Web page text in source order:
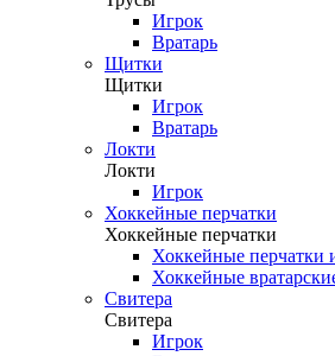
Игрок
Вратарь
Щитки
Щитки
Игрок
Вратарь
Локти
Локти
Игрок
Хоккейные перчатки
Хоккейные перчатки
Хоккейные перчатки
Хоккейные
Свитера
Свитера
Игрок